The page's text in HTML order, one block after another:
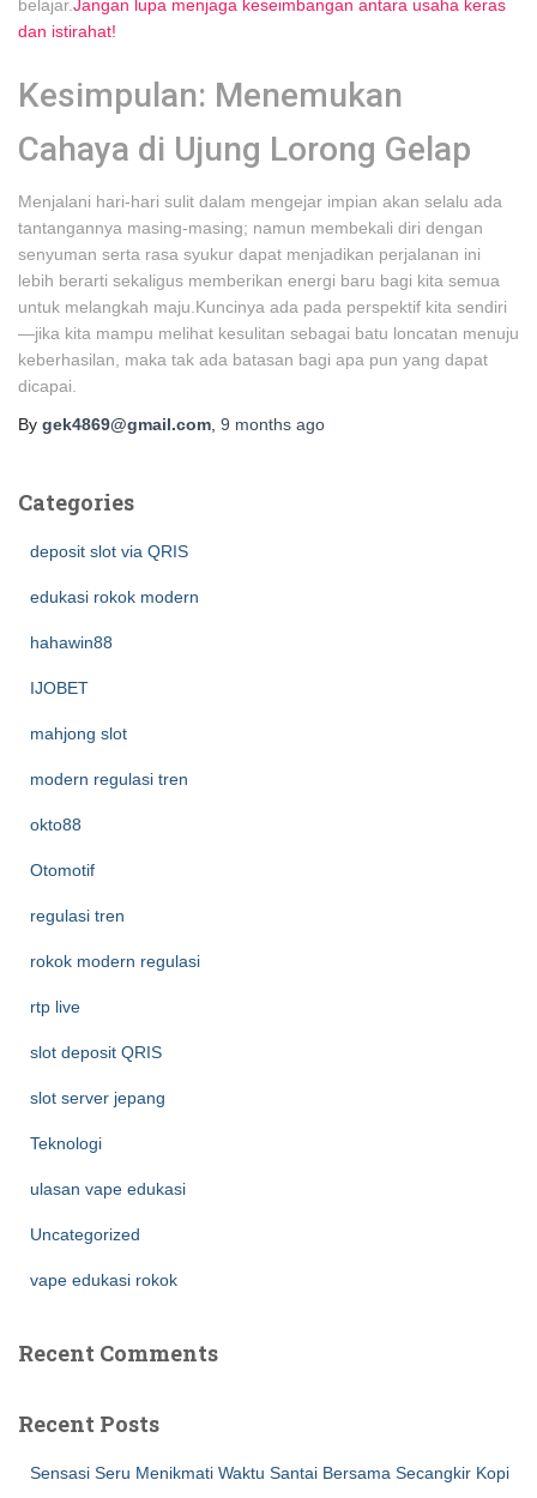
belajar.Jangan lupa menjaga keseimbangan antara usaha keras
dan istirahat!
Kesimpulan: Menemukan
Cahaya di Ujung Lorong Gelap
Menjalani hari-hari sulit dalam mengejar impian akan selalu ada
tantangannya masing-masing; namun membekali diri dengan
senyuman serta rasa syukur dapat menjadikan perjalanan ini
lebih berarti sekaligus memberikan energi baru bagi kita semua
untuk melangkah maju.Kuncinya ada pada perspektif kita sendiri
—jika kita mampu melihat kesulitan sebagai batu loncatan menuju
keberhasilan, maka tak ada batasan bagi apa pun yang dapat
dicapai.
By gek4869@gmail.com 9 months ago
Categories
deposit slot via QRIS
edukasi rokok modern
hahawin88
IJOBET
mahjong slot
modern regulasi tren
okto88
Otomotif
regulasi tren
rokok modern regulasi
rtp live
slot deposit QRIS
slot server jepang
Teknologi
ulasan vape edukasi
Uncategorized
vape edukasi rokok
Recent Comments
Recent Posts
Sensasi Seru Menikmati Waktu Santai Bersama Secangkir Kopi